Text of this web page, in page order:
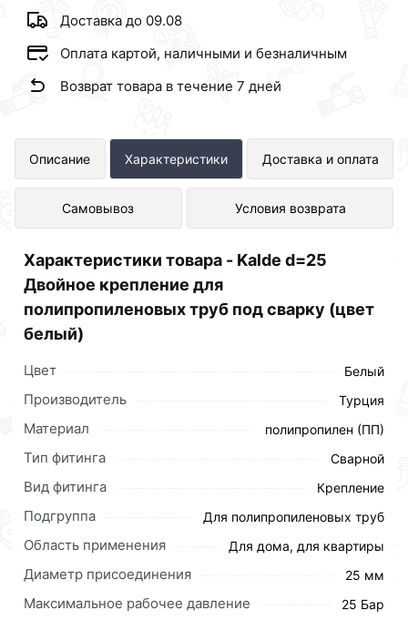
Доставка до 09.08
Оплата картой, наличными и безналичным
Возврат товара в течение 7 дней
Описание Характеристики Доставка и оплата
Самовывоз Условия возврата
Kalde d=25 Двойное крепление для
полипропиленовых труб под сварку
(цвет белый) представлен в
отличной цене за шт 17 рублей.
Характеристики товара - Kalde d=25
Двойное крепление для
полипропиленовых труб под сварку (цвет
белый)
Цвет Белый
Производитель Турция
Материал полипропилен (ПП)
Тип фитинга Сварной
Вид фитинга Крепление
Подгруппа Для полипропиленовых труб
Область применения Для дома, для квартиры
Диаметр присоединения 25 мм
Максимальное рабочее давление 25 Бар